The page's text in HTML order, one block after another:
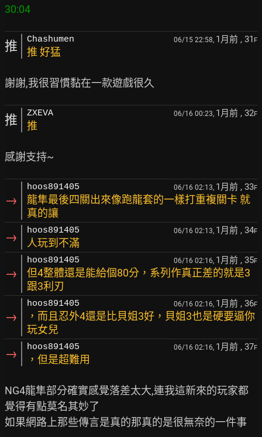
推 Chashumen 06/15 22:58, 1月前 , 31 F
推 好猛
推 ZXEVA 06/16 00:23, 1月前 , 32F
推
→
hoos891405 06/16 02:13, 1月前 , 33F
龍隼最後四關出來像跑龍套的一樣打重複關卡 就
真的讓
→ hoos891405 06/16 02:13, 1月前 , 34F
人玩到不滿
→
hoos891405 06/16 02:16, 1月前 , 35F
但4整體還是能給個80分，系列作真正差的就是3
跟3利刃
→
hoos891405 06/16 02:16, 1月前 , 36F
，而且忍外4還是比貝姐3好，貝姐3也是硬要逼你
玩女兒
→ hoos891405 06/16 02:16, 1月前 , 37F
，但是超難用
NG4龍隼部分確實感覺落差太大,連我這新來的玩家都
覺得有點莫名其妙了
如果網路上那些傳言是真的那真的是很無奈的一件事